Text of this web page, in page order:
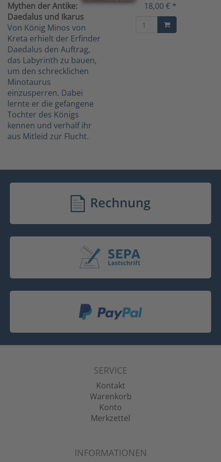
Mythen der Antike:
Daedalus und Ikarus
Von König Minos von
Kreta erhielt der Erfinder
Daedalus den Auftrag,
das Labyrinth zu bauen,
um den schrecklichen
Minotaurus
einzusperren. Dabei
lernte er die gefangene
Tochter des Königs
kennen und verhalf ihr
aus Mitleid zur Flucht.
18,00 € *
SERVICE
Kontakt
Warenkorb
Konto
Merkzettel
INFORMATIONEN